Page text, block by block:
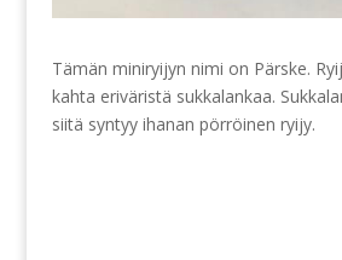
Tämän miniryijyn nimi on Pärske.
kahta eriväristä sukkalankaa.
siitä syntyy ihanan pörröinen ryijy.